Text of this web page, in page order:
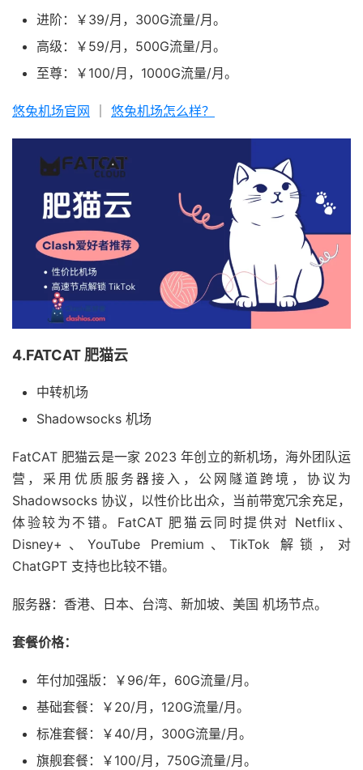
进阶：￥39/月，300G流量/月。
高级：￥59/月，500G流量/月。
至尊：￥100/月，1000G流量/月。
悠兔机场官网 悠兔机场怎么样？
4.FATCAT 肥猫云
中转机场
Shadowsocks 机场
FatCAT 肥猫云是一家 2023 年创立的新机场，海外团队运
营，采用优质服务器接入，公网隧道跨境，协议为
Shadowsocks 协议，以性价比出众，当前带宽冗余充足，
体验较为不错。FatCAT 肥猫云同时提供对 Netflix、
Disney+、YouTube Premium、TikTok 解锁，对
ChatGPT 支持也比较不错。
服务器：香港、日本、台湾、新加坡、美国 机场节点。
套餐价格：
年付加强版：￥96/年，60G流量/月。
基础套餐：￥20/月，120G流量/月。
标准套餐：￥40/月，300G流量/月。
旗舰套餐：￥100/月，750G流量/月。